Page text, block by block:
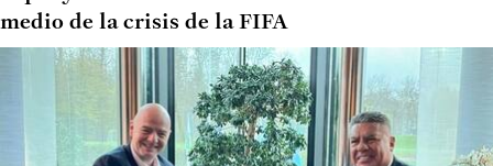
medio de la crisis de la FIFA